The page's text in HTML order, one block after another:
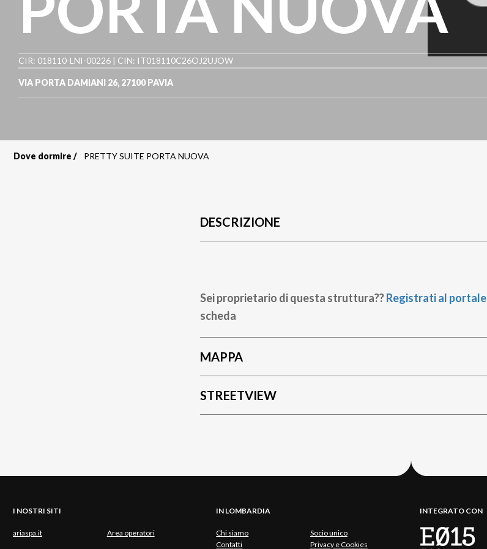
CIR: 018110-LNI-00226 | CIN: IT018110C26OJ2UJOW
VIA PORTA DAMIANI 26, 27100 PAVIA
Dove dormire PRETTY SUITE PORTA NUOVA
DESCRIZIONE
Sei proprietario di questa struttura??Registrati al portale
scheda
MAPPA
STREETVIEW
I NOSTRI SITI
ariaspa.it Area operatori
IN LOMBARDIA
Chi siamo
Socio unico
Contatti
Privacy e Cookies
INTEGRATO CON